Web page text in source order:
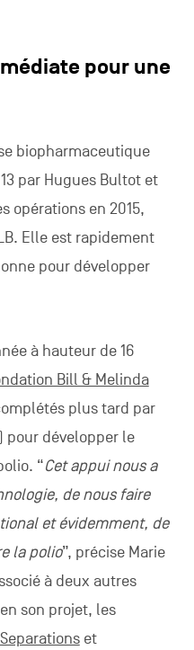
pour une
biopharmaceutique
par Hugues Bultot et
opérations en 2015,
Elle est rapidement
pour développer
à hauteur de 16
Bill & Melinda
plus tard par
pour développer le
“Cet appui nous a
de nous faire
et évidemment, de
la polio”, précise Marie
à deux autres
son projet, les
et